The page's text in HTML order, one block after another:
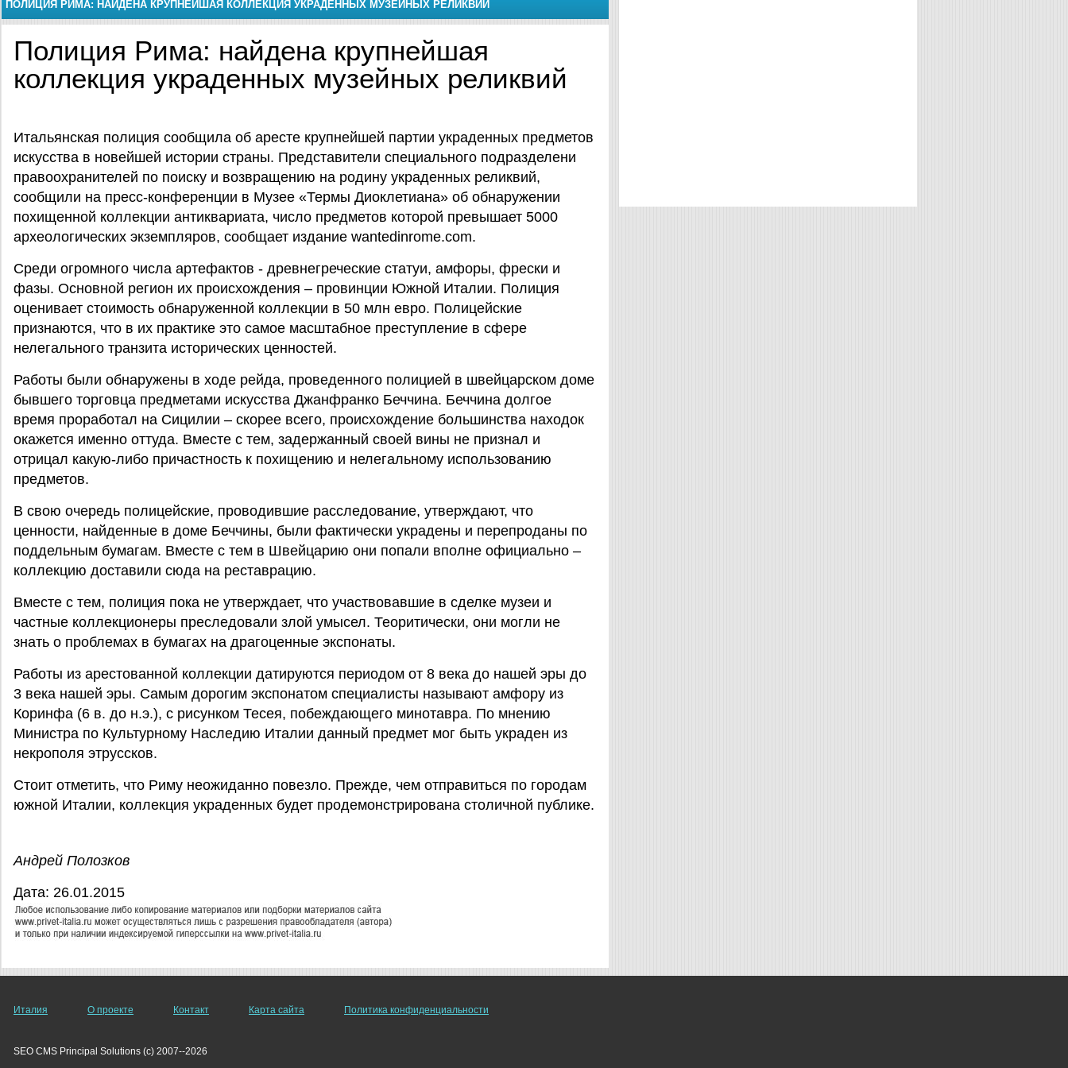
ПОЛИЦИЯ РИМА: НАЙДЕНА КРУПНЕЙШАЯ КОЛЛЕКЦИЯ УКРАДЕННЫХ МУЗЕЙНЫХ РЕЛИКВИЙ
Полиция Рима: найдена крупнейшая
коллекция украденных музейных реликвий
Итальянская полиция сообщила об аресте крупнейшей партии украденных предметов
искусства в новейшей истории страны. Представители специального подразделени
правоохранителей по поиску и возвращению на родину украденных реликвий,
сообщили на пресс-конференции в Музее «Термы Диоклетиана» об обнаружении
похищенной коллекции антиквариата, число предметов которой превышает 5000
археологических экземпляров, сообщает издание wantedinrome.com.
Среди огромного числа артефактов - древнегреческие статуи, амфоры, фрески и
фазы. Основной регион их происхождения – провинции Южной Италии. Полиция
оценивает стоимость обнаруженной коллекции в 50 млн евро. Полицейские
признаются, что в их практике это самое масштабное преступление в сфере
нелегального транзита исторических ценностей.
Работы были обнаружены в ходе рейда, проведенного полицией в швейцарском доме
бывшего торговца предметами искусства Джанфранко Беччина. Беччина долгое
время проработал на Сицилии – скорее всего, происхождение большинства находок
окажется именно оттуда. Вместе с тем, задержанный своей вины не признал и
отрицал какую-либо причастность к похищению и нелегальному использованию
предметов.
В свою очередь полицейские, проводившие расследование, утверждают, что
ценности, найденные в доме Беччины, были фактически украдены и перепроданы по
поддельным бумагам. Вместе с тем в Швейцарию они попали вполне официально –
коллекцию доставили сюда на реставрацию.
Вместе с тем, полиция пока не утверждает, что участвовавшие в сделке музеи и
частные коллекционеры преследовали злой умысел. Теоритически, они могли не
знать о проблемах в бумагах на драгоценные экспонаты.
Работы из арестованной коллекции датируются периодом от 8 века до нашей эры до
3 века нашей эры. Самым дорогим экспонатом специалисты называют амфору из
Коринфа (6 в. до н.э.), с рисунком Тесея, побеждающего минотавра. По мнению
Министра по Культурному Наследию Италии данный предмет мог быть украден из
некрополя этруссков.
Стоит отметить, что Риму неожиданно повезло. Прежде, чем отправиться по городам
южной Италии, коллекция украденных будет продемонстрирована столичной публике.
Андрей Полозков
Дата: 26.01.2015
Италия О проекте Контакт Карта сайта Политика конфиденциальности
SEO CMS Principal Solutions (c) 2007--2026